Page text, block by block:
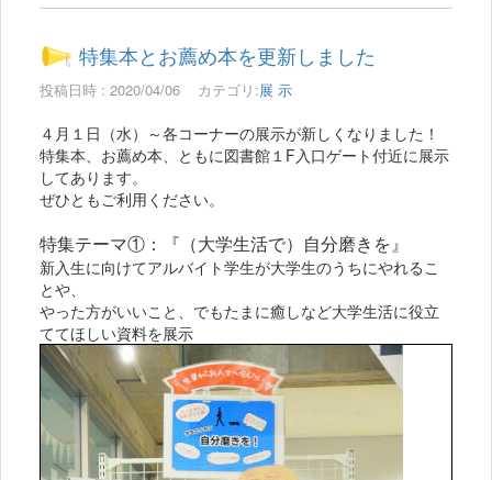
特集本とお薦め本を更新しました
投稿日時 : 2020/04/06 カテゴリ:展 示
４月１日（水）～各コーナーの展示が新しくなりました！
特集本、お薦め本、ともに図書館１F入口ゲート付近に展示
してあります。
ぜひともご利用ください。
特集テーマ①：『（大学生活で）自分磨きを』
新入生に向けてアルバイト学生が大学生のうちにやれるこ
とや、
やった方がいいこと、でもたまに癒しなど大学生活に役立
ててほしい資料を展示